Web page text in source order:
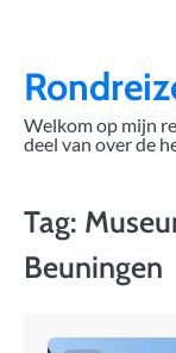
content
Welkom op mijn
deel van over de
Tag:
Beuningen